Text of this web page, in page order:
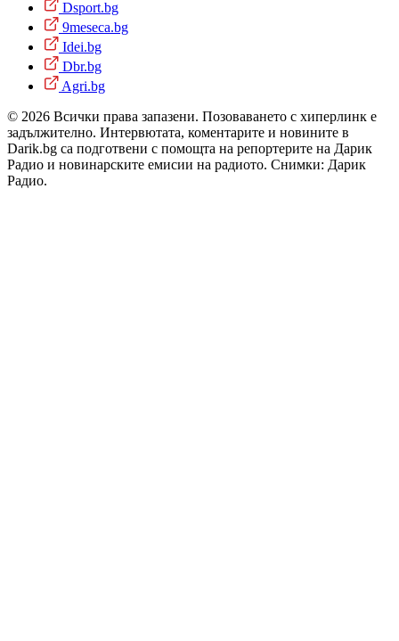
Dsport.bg
9meseca.bg
Idei.bg
Dbr.bg
Agri.bg
© 2026 Всички права запазени. Позоваването с хиперлинк е
задължително. Интервютата, коментарите и новините в
Darik.bg са подготвени с помощта на репортерите на Дарик
Радио и новинарските емисии на радиото. Снимки: Дарик
Радио.